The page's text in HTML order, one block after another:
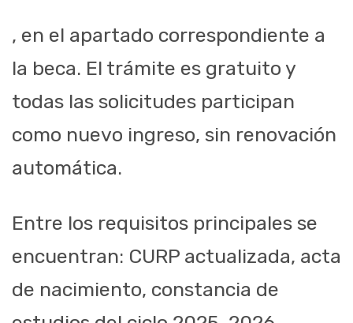
, en el apartado correspondiente a
la beca. El trámite es gratuito y
todas las solicitudes participan
como nuevo ingreso, sin renovación
automática.
Entre los requisitos principales se
encuentran: CURP actualizada, acta
de nacimiento, constancia de